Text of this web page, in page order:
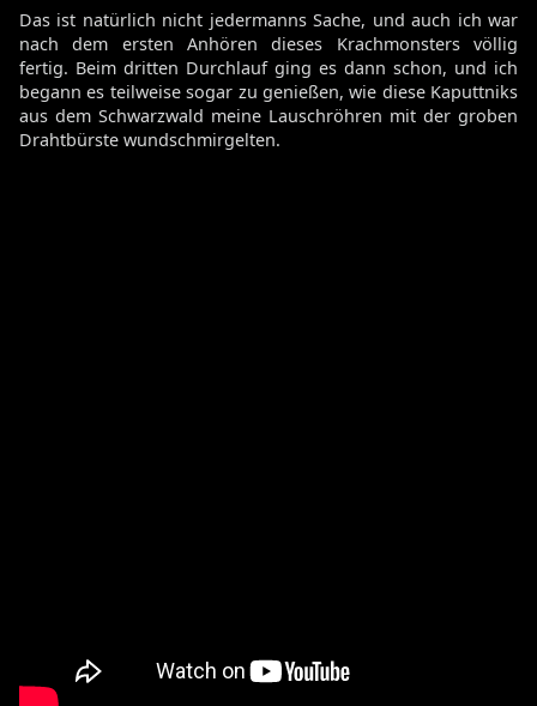
Das ist natürlich nicht jedermanns Sache, und auch ich war
nach dem ersten Anhören dieses Krachmonsters völlig
fertig. Beim dritten Durchlauf ging es dann schon, und ich
begann es teilweise sogar zu genießen, wie diese Kaputtniks
aus dem Schwarzwald meine Lauschröhren mit der groben
Drahtbürste wundschmirgelten.